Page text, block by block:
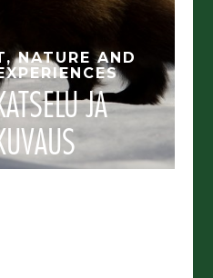
NATURE AND
JA